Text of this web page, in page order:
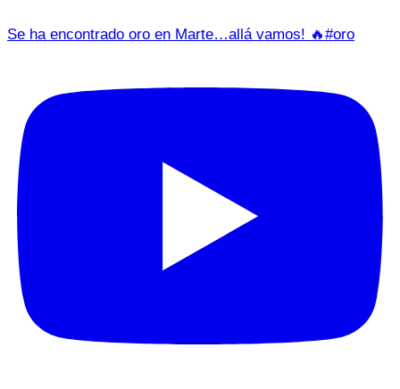
Se ha encontrado oro en Marte…allá vamos! 🔥#oro